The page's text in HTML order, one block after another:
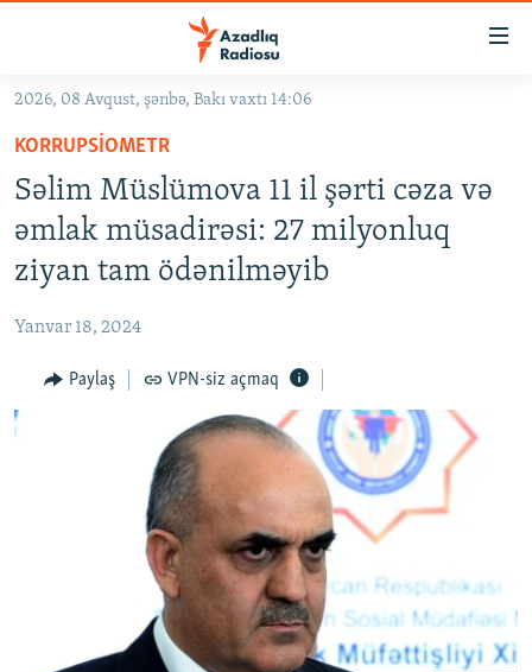
Əsas
qayıt
Əsas
naviqasiyaya
qayıt
Axtarışa
GÜNDƏM
#İZAHLA
KORRUPSIOMETR
#ƏSLINDƏ
QANUNI DOĞRU
ARAŞDIRMA
FOTOQALEREYA
AZƏRBAYCAN ƏDƏBIYYATI KITABXANASI
İSLAM VƏ DEMOKRATIYA
İZ - MƏDƏNIYYƏT PROQRAMI
PEŞƏ ETIKASI VƏ JURNALISTIKA STANDARTLARIMIZ
MATERIALLARIMIZDAN ISTIFADƏ
2026, 08 Avqust, şənbə, Bakı vaxtı 14:06
KORRUPSIOMETR
Səlim Müslümova 11 il şərti cəza və
əmlak müsadirəsi: 27 milyonluq
ziyan tam ödənilməyib
Yanvar 18, 2024
Paylaş VPN-siz açmaq